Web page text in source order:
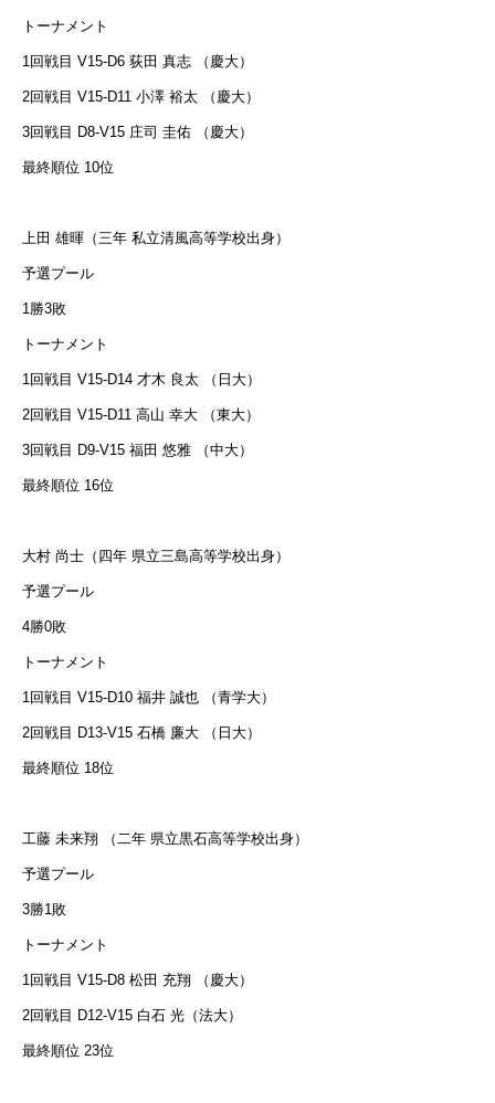
トーナメント
1回戦目 V15-D6 荻田 真志 （慶大）
2回戦目 V15-D11 小澤 裕太 （慶大）
3回戦目 D8-V15 庄司 圭佑 （慶大）
最終順位 10位
上田 雄暉（三年 私立清風高等学校出身）
予選プール
1勝3敗
トーナメント
1回戦目 V15-D14 才木 良太 （日大）
2回戦目 V15-D11 高山 幸大 （東大）
3回戦目 D9-V15 福田 悠雅 （中大）
最終順位 16位
大村 尚士（四年 県立三島高等学校出身）
予選プール
4勝0敗
トーナメント
1回戦目 V15-D10 福井 誠也 （青学大）
2回戦目 D13-V15 石橋 廉大 （日大）
最終順位 18位
工藤 未来翔 （二年 県立黒石高等学校出身）
予選プール
3勝1敗
トーナメント
1回戦目 V15-D8 松田 充翔 （慶大）
2回戦目 D12-V15 白石 光（法大）
最終順位 23位